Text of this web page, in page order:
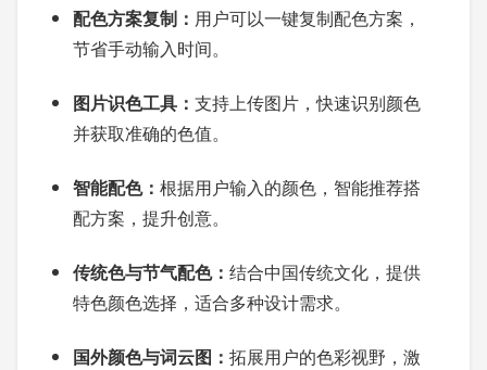
配色方案复制： 用户可以一键复制配色方案，
节省手动输入时间。
图片识色工具： 支持上传图片，快速识别颜色
并获取准确的色值。
智能配色： 根据用户输入的颜色，智能推荐搭
配方案，提升创意。
传统色与节气配色： 结合中国传统文化，提供
特色颜色选择，适合多种设计需求。
国外颜色与词云图： 拓展用户的色彩视野，激